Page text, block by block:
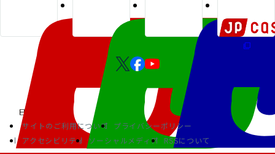
サイトのご利用について
プライバシーポリシー
アクセシビリティ
ソーシャルメディア RSSについて